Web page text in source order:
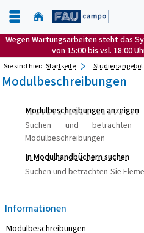
Wegen Wartungsarbeiten steht das
von 15:00 bis vsl. 18:00
Sie sind hier: Startseite Studienangebot
Modulbeschreibungen
Modulbeschreibungen anzeigen
Suchen und
Modulbeschreibungen
In Modulhandbüchern suchen
Suchen und betrachten Sie
Informationen
Modulbeschreibungen